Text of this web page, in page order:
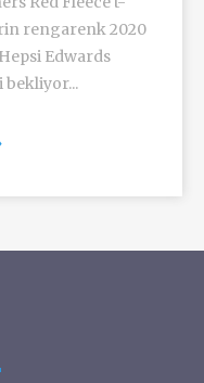
rengarenk 2020
Edwards
bekliyor...